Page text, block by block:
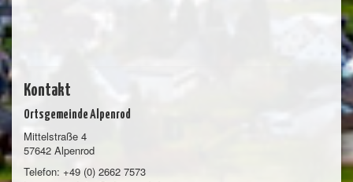
Kontakt
Ortsgemeinde Alpenrod
Mittelstraße 4
57642 Alpenrod
Telefon: +49 (0) 2662 7573